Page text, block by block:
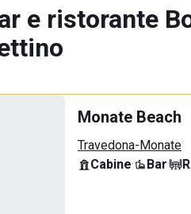
e ristorante
Monate Beach
Travedona-Monate
Cabine· Bar·